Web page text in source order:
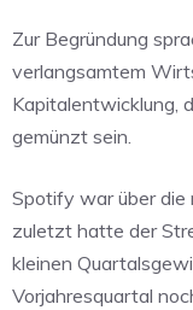
Zur Begründung
verlangsamtem
Kapitalentwicklung,
gemünzt sein.
Spotify war über die
zuletzt hatte der
kleinen
Vorjahresquartal